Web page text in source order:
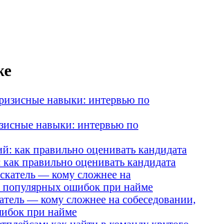
навыки: интервью по
правильно оценивать кандидата
— кому сложнее на собеседовании,
при найме